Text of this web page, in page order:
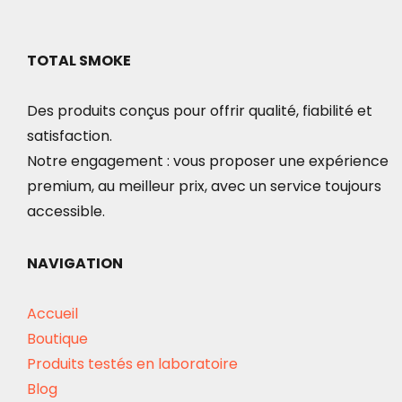
être
sur
la
TOTAL SMOKE
Des produits conçus pour offrir qualité, fiabilité et
satisfaction.
Notre engagement : vous proposer une expérience
premium, au meilleur prix, avec un service toujours
accessible.
NAVIGATION
Accueil
Boutique
Produits testés en laboratoire
Blog